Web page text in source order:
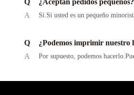
Q
¿Aceptan pedidos pequeños?
A
Sí.Si usted es un pequeño
Q
¿Podemos imprimir nuestro
A
Por supuesto, podemos